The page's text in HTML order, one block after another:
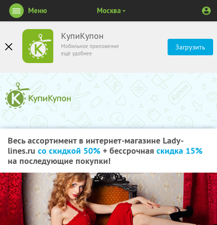
КупиКупон
Мобильное приложение
ещё удобнее
Загрузить
Меню Москва
Весь ассортимент в интернет-магазине Lady-
lines.ru со скидкой 50% + бессрочная скидка 15%
на последующие покупки!